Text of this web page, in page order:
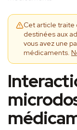
Cet article traite
destinées aux
vous avez une
médicaments.